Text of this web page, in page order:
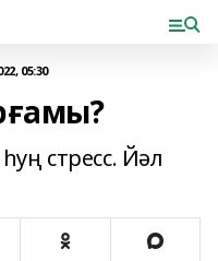
05:30
стресс. Йәл